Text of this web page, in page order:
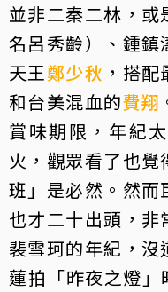
並非二秦二林，
名呂秀齡）、鍾鎮
天王鄭少秋 ，搭
和台美混血的費翔
賞味期限，年紀
火，觀眾看了也
班」是必然。然而
也才二十出頭，非
裴雪珂的年紀，
蓮拍「昨夜之燈